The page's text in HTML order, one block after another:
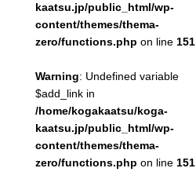
kaatsu.jp/public_html/wp-
content/themes/thema-
zero/functions.php on line 151
Warning: Undefined variable
$add_link in
/home/kogakaatsu/koga-
kaatsu.jp/public_html/wp-
content/themes/thema-
zero/functions.php on line 151